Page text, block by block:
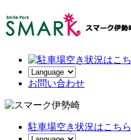
お問い合わせ
駐車場空き状況はこちら